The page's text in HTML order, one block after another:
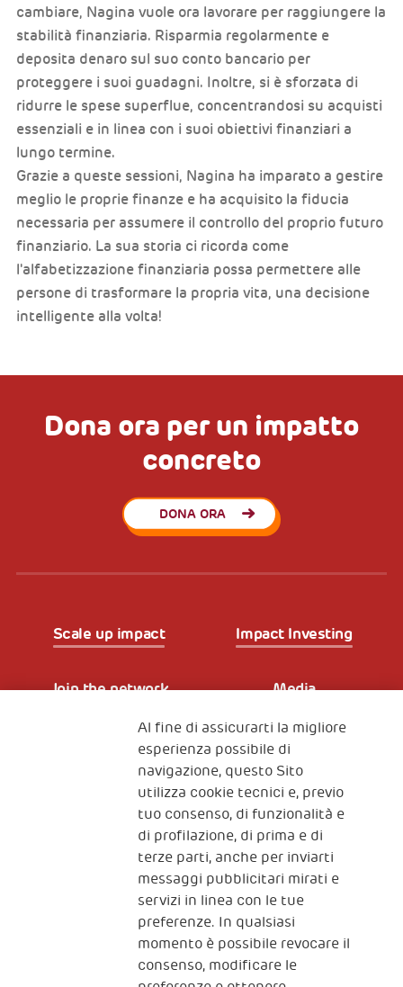
cambiare, Nagina vuole ora lavorare per raggiungere la
stabilità finanziaria. Risparmia regolarmente e
deposita denaro sul suo conto bancario per
proteggere i suoi guadagni. Inoltre, si è sforzata di
ridurre le spese superflue, concentrandosi su acquisti
essenziali e in linea con i suoi obiettivi finanziari a
lungo termine.
Grazie a queste sessioni, Nagina ha imparato a gestire
meglio le proprie finanze e ha acquisito la fiducia
necessaria per assumere il controllo del proprio futuro
finanziario. La sua storia ci ricorda come
l'alfabetizzazione finanziaria possa permettere alle
persone di trasformare la propria vita, una decisione
intelligente alla volta!
Dona ora per un impatto
concreto
DONA ORA
Scale up impact Impact Investing
Join the network Media
Iscriviti alla newsletter
Fondazione
The Human Safety Net
CONTATTACI
Al fine di assicurarti la migliore
esperienza possibile di
navigazione, questo Sito
utilizza cookie tecnici e, previo
tuo consenso, di funzionalità e
di profilazione, di prima e di
terze parti, anche per inviarti
messaggi pubblicitari mirati e
servizi in linea con le tue
preferenze. In qualsiasi
momento è possibile revocare il
consenso, modificare le